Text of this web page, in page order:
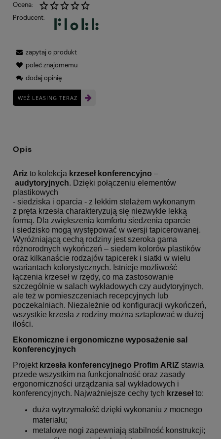
Ocena:
Producent:
zapytaj o produkt
poleć znajomemu
dodaj opinię
WEŹ LEASING TERAZ
Opis
Ariz to kolekcja krzeseł konferencyjno –
audytoryjnych. Dzięki połączeniu elementów
plastikowych
- siedziska i oparcia - z lekkim stelażem wykonanym
z pręta krzesła charakteryzują się niezwykle lekką
formą. Dla zwiększenia komfortu siedzenia oparcie
i siedzisko mogą występować w wersji tapicerowanej.
Wyróżniającą cechą rodziny jest szeroka gama
różnorodnych wykończeń – siedem kolorów plastików
oraz kilkanaście rodzajów tapicerek i siatki w wielu
wariantach kolorystycznych. Istnieje możliwość
łączenia krzeseł w rzędy, co ma zastosowanie
szczególnie w salach wykładowych czy audytoryjnych,
ale też w pomieszczeniach recepcyjnych lub
poczekalniach. Niezależnie od konfiguracji wykończeń,
wszystkie krzesła z rodziny można sztaplować w dużej
ilości.
Ekonomiczne i ergonomiczne wyposażenie sal
konferencyjnych
Projekt krzesła konferencyjnego Profim ARIZ stawia
przede wszystkim na funkcjonalność oraz zasady
ergonomiczności urządzania sal wykładowych i
konferencyjnych. Najważniejsze cechy tych krzesełto:
duża wytrzymałość dzięki wykonaniu z mocnego
materiału;
metalowe nogi zapewniają stabilność konstrukcji;